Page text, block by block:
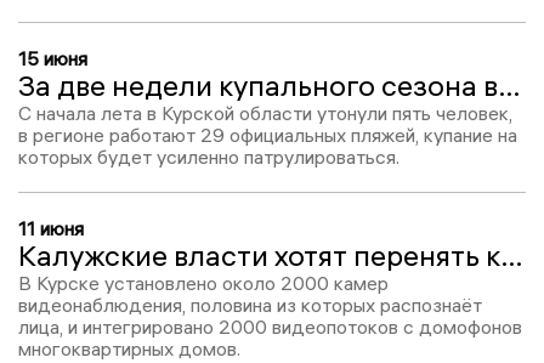
15 июня
За две недели купального сезона в Курской области утонули пять человек
С начала лета в Курской области утонули пять человек,
в регионе работают 29 официальных пляжей, купание на
которых будет усиленно патрулироваться.
11 июня
Калужские власти хотят перенять курский опыт внедрения «Безопасного города»
В Курске установлено около 2000 камер
видеонаблюдения, половина из которых распознаёт
лица, и интегрировано 2000 видеопотоков с домофонов
многоквартирных домов.